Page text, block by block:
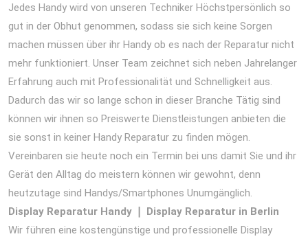
Jedes Handy wird von unseren Techniker Höchstpersönlich so
gut in der Obhut genommen, sodass sie sich keine Sorgen
machen müssen über ihr Handy ob es nach der Reparatur nicht
mehr funktioniert. Unser Team zeichnet sich neben Jahrelanger
Erfahrung auch mit Professionalität und Schnelligkeit aus.
Dadurch das wir so lange schon in dieser Branche Tätig sind
können wir ihnen so Preiswerte Dienstleistungen anbieten die
sie sonst in keiner Handy Reparatur zu finden mögen.
Vereinbaren sie heute noch ein Termin bei uns damit Sie und ihr
Gerät den Alltag do meistern können wir gewohnt, denn
heutzutage sind Handys/Smartphones Unumgänglich.
Display Reparatur Handy ❘ Display Reparatur in Berlin
Wir führen eine kostengünstige und professionelle Display